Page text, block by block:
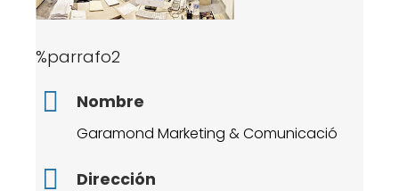
%parrafo2
Nombre
Garamond Marketing & Comunicació
Dirección